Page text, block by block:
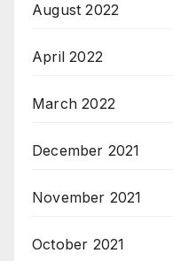
August 2022
April 2022
March 2022
December 2021
November 2021
October 2021